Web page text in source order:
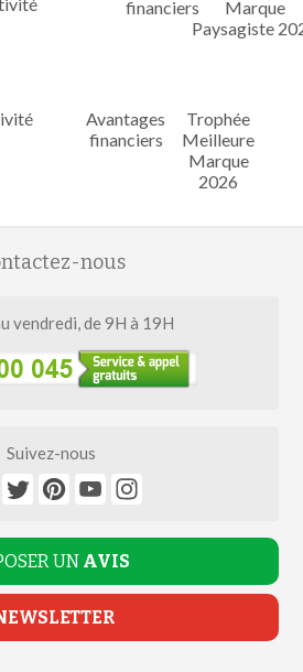
Avantages
financiers
Trophée
Meilleure
Marque
2026
nous
vendredi, de 9H à 19H
Suivez-nous
UN AVIS